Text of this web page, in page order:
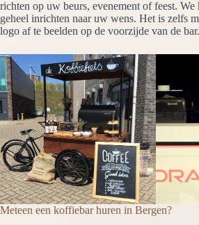
richten op uw beurs, evenement of feest.
geheel inrichten naar uw wens. Het is zelfs
logo af te beelden op de voorzijde van de bar.
Meteen een koffiebar huren in Bergen?